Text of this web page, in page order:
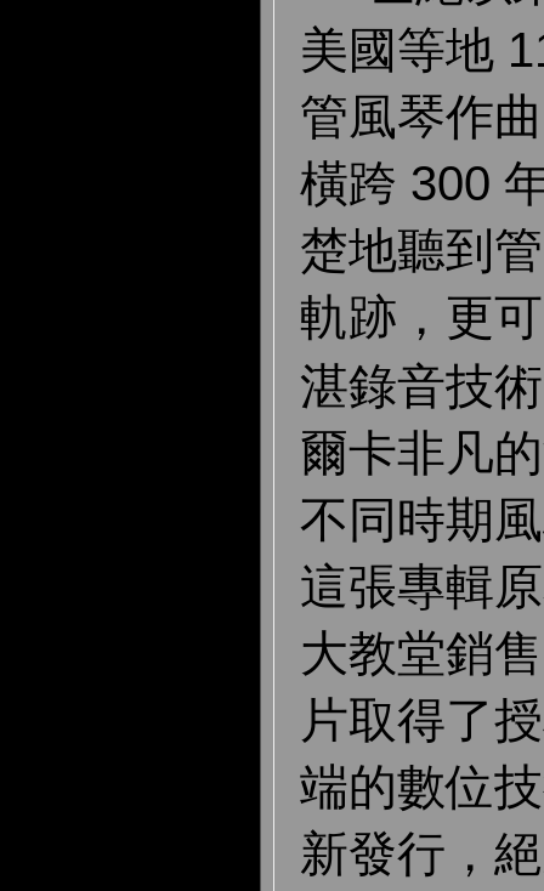
美國等地
管風琴作
橫跨 300
楚地聽到
軌跡，更
湛錄音技
爾卡非凡
不同時期
這張專輯
大教堂銷
片取得了
端的數位
新發行，